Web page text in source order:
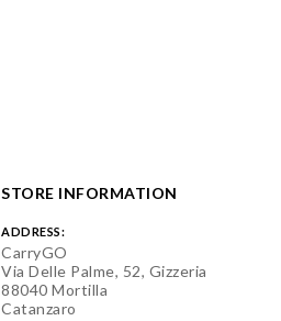
STORE INFORMATION
ADDRESS:
CarryGO
Via Delle Palme, 52, Gizzeria
88040 Mortilla
Catanzaro